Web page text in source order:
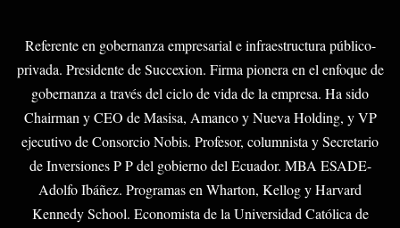
Referente en gobernanza empresarial e infraestructura público-
privada. Presidente de Succexion. Firma pionera en el enfoque de
gobernanza a través del ciclo de vida de la empresa. Ha sido
Chairman y CEO de Masisa, Amanco y Nueva Holding, y VP
ejecutivo de Consorcio Nobis. Profesor, columnista y Secretario
de Inversiones P P del gobierno del Ecuador. MBA ESADE-
Adolfo Ibáñez. Programas en Wharton, Kellog y Harvard
Kennedy School. Economista de la Universidad Católica de